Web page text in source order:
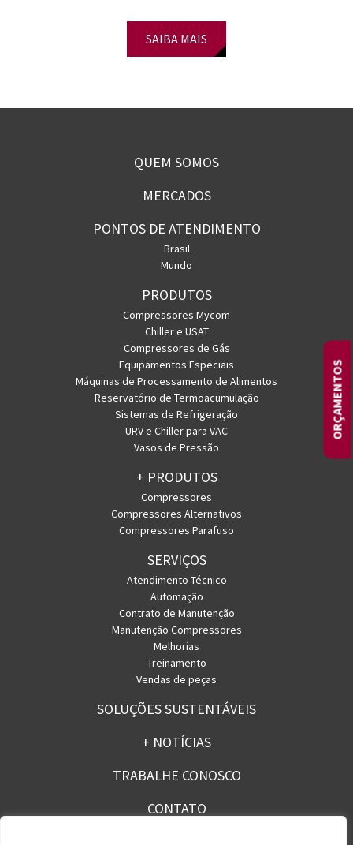
SAIBA MAIS
ORÇAMENTOS
QUEM SOMOS
MERCADOS
PONTOS DE ATENDIMENTO
Brasil
Mundo
PRODUTOS
Compressores Mycom
Chiller e USAT
Compressores de Gás
Equipamentos Especiais
Máquinas de Processamento de Alimentos
Reservatório de Termoacumulação
Sistemas de Refrigeração
URV e Chiller para VAC
Vasos de Pressão
+ PRODUTOS
Compressores
Compressores Alternativos
Compressores Parafuso
SERVIÇOS
Atendimento Técnico
Automação
Contrato de Manutenção
Manutenção Compressores
Melhorias
Treinamento
Vendas de peças
SOLUÇÕES SUSTENTÁVEIS
+ NOTÍCIAS
TRABALHE CONOSCO
CONTATO